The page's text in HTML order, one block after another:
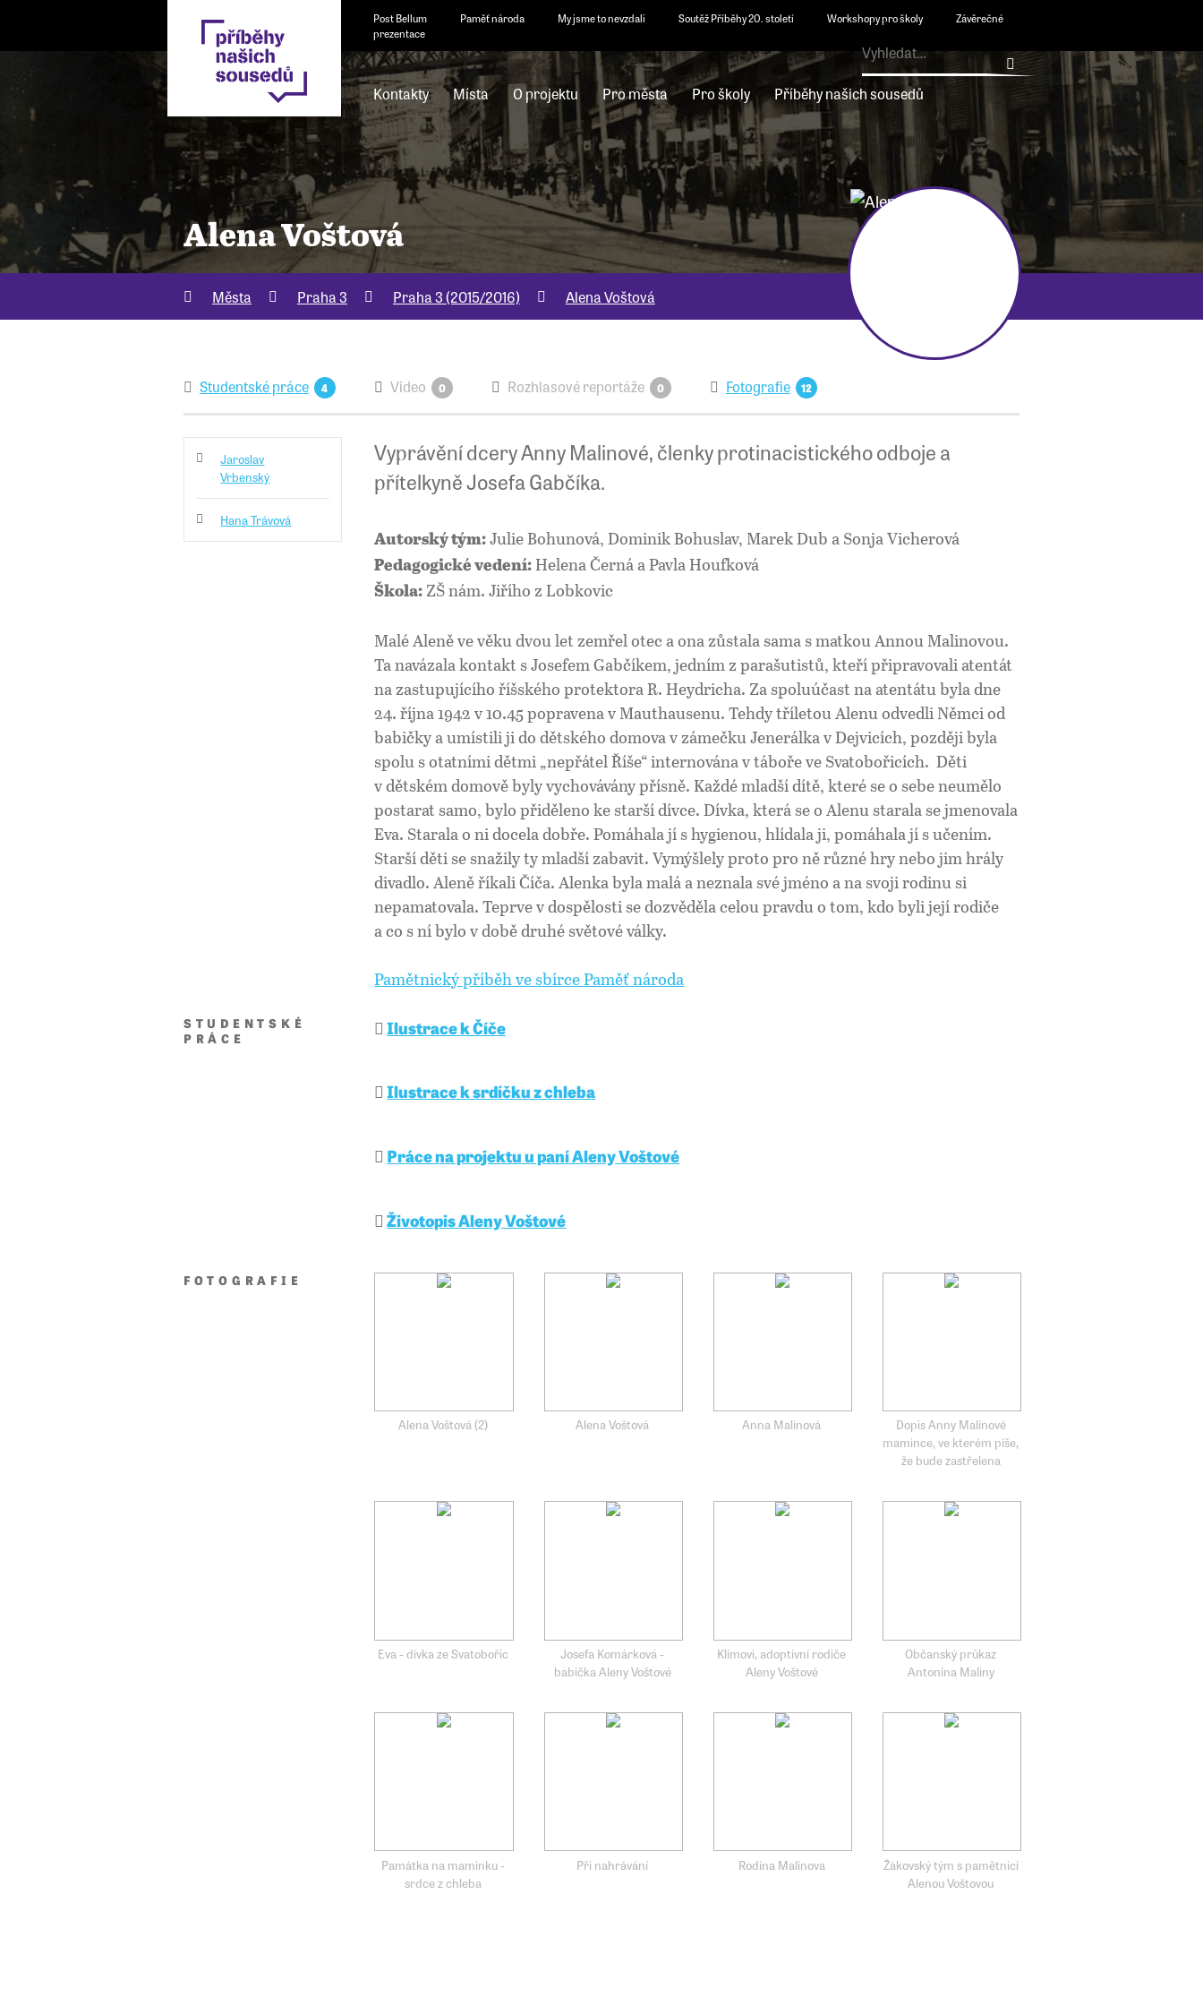
Post Bellum Paměť národa My jsme to nevzdali Soutěž Příběhy 20. století Workshopy pro školy
Závěrečné
prezentace
Kontakty Místa O projektu Pro města Pro školy Příběhy našich sousedů
Alena Voštová
Města Praha 3 Praha 3 (2015/2016) Alena Voštová
Studentské práce 4 Video 0 Rozhlasové reportáže 0 Fotografie 12
Jaroslav
Vrbenský
Hana Trávová
Vyprávění dcery Anny Malinové, členky protinacistického odboje a
přítelkyně Josefa Gabčíka.
Autorský tým: Julie Bohunová, Dominik Bohuslav, Marek Dub a Sonja Vicherová
Pedagogické vedení: Helena Černá a Pavla Houfková
Škola: ZŠ nám. Jiřího z Lobkovic
Malé Aleně ve věku dvou let zemřel otec a ona zůstala sama s matkou Annou Malinovou.
Ta navázala kontakt s Josefem Gabčíkem, jedním z parašutistů, kteří připravovali atentát
na zastupujícího říšského protektora R. Heydricha. Za spoluúčast na atentátu byla dne
24. října 1942 v 10.45 popravena v Mauthausenu. Tehdy tříletou Alenu odvedli Němci od
babičky a umístili ji do dětského domova v zámečku Jenerálka v Dejvicích, později byla
spolu s otatními dětmi „nepřátel Říše“ internována v táboře ve Svatobořicích. Děti
v dětském domově byly vychovávány přísně. Každé mladší dítě, které se o sebe neumělo
postarat samo, bylo přiděleno ke starší dívce. Dívka, která se o Alenu starala se jmenovala
Eva. Starala o ni docela dobře. Pomáhala jí s hygienou, hlídala ji, pomáhala jí s učením.
Starší děti se snažily ty mladší zabavit. Vymýšlely proto pro ně různé hry nebo jim hrály
divadlo. Aleně říkali Číča. Alenka byla malá a neznala své jméno a na svoji rodinu si
nepamatovala. Teprve v dospělosti se dozvěděla celou pravdu o tom, kdo byli její rodiče
a co s ní bylo v době druhé světové války.
Pamětnický příběh ve sbírce Paměť národa
STUDENTSKÉ
PRÁCE
Ilustrace k Číče
Ilustrace k srdíčku z chleba
Práce na projektu u paní Aleny Voštové
Životopis Aleny Voštové
FOTOGRAFIE
Alena Voštová (2) Alena Voštová Anna Malinová
Dopis Anny Malinové
mamince, ve kterém píše,
že bude zastřelena
Eva - dívka ze Svatobořic
Josefa Komárková -
babička Aleny Voštové
Klímovi, adoptivní rodiče
Aleny Voštové
Občanský průkaz
Antonína Maliny
Památka na maminku -
srdce z chleba
Při nahrávání Rodina Malinova
Žákovský tým s pamětnicí
Alenou Voštovou